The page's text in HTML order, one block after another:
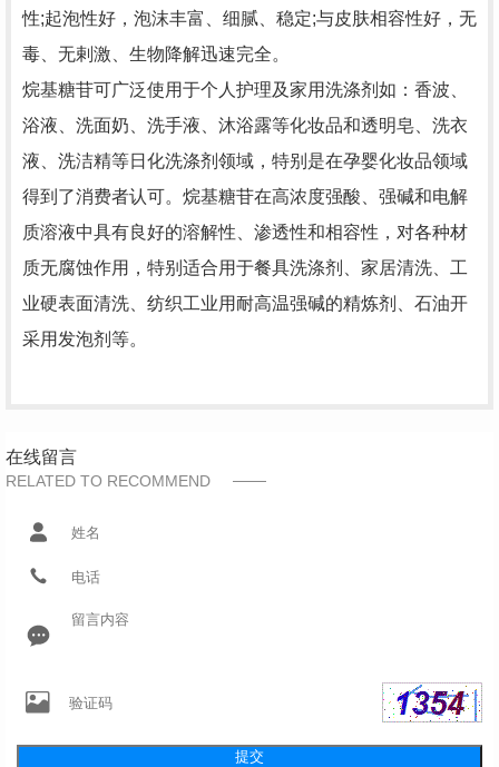
性;起泡性好，泡沫丰富、细腻、稳定;与皮肤相容性好，无
毒、无剌激、生物降解迅速完全。
烷基糖苷可广泛使用于个人护理及家用洗涤剂如：香波、
浴液、洗面奶、洗手液、沐浴露等化妆品和透明皂、洗衣
液、洗洁精等日化洗涤剂领域，特别是在孕婴化妆品领域
得到了消费者认可。烷基糖苷在高浓度强酸、强碱和电解
质溶液中具有良好的溶解性、渗透性和相容性，对各种材
质无腐蚀作用，特别适合用于餐具洗涤剂、家居清洗、工
业硬表面清洗、纺织工业用耐高温强碱的精炼剂、石油开
采用发泡剂等。
在线留言
RELATED TO RECOMMEND
提交